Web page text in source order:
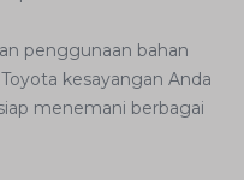
penggunaan bahan
kesayangan Anda
menemani berbagai